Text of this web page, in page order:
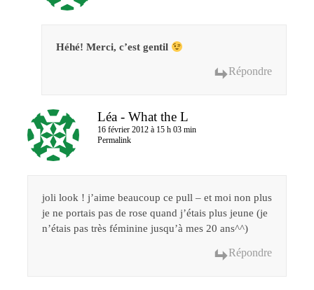
Héhé! Merci, c’est gentil
Répondre
Léa - What the L
16 février 2012 à 15 h 03 min
Permalink
joli look ! j’aime beaucoup ce pull – et moi non plus
je ne portais pas de rose quand j’étais plus jeune (je
n’étais pas très féminine jusqu’à mes 20 ans^^)
Répondre